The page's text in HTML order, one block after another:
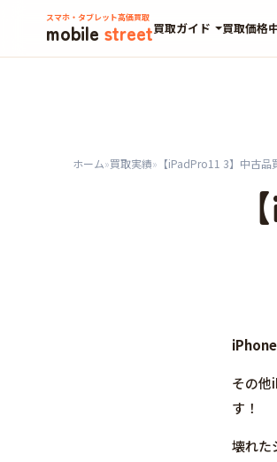
スマホ・タブレット高価買取
mobile street買取ガイド 買取価格
ホーム»買取実績» 【iPadPro11 3】中古
その他
す！
壊れた